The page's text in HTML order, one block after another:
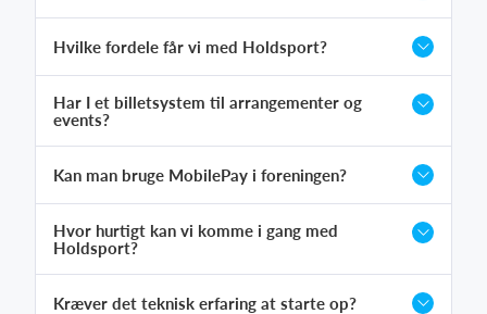
Hvilke fordele får vi med Holdsport?
Har I et billetsystem til arrangementer og
events?
Kan man bruge MobilePay i foreningen?
Hvor hurtigt kan vi komme i gang med
Holdsport?
Kræver det teknisk erfaring at starte op?